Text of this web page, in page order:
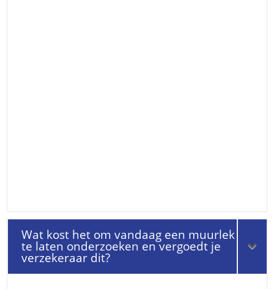
Wat kost het om vandaag een muurlek
te laten onderzoeken en vergoedt je
verzekeraar dit?